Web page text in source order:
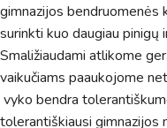
gimnazijos bendruomenės
surinkti kuo daugiau pinigų
Smaližiaudami atlikome
vaikučiams paaukojome
vyko bendra
tolerantiškiausi gimnazijos